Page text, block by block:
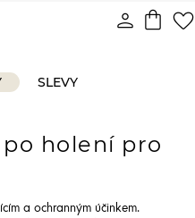
shopping_bag favorite_border
person
SLEVY
po holení pro
a ochranným účinkem.